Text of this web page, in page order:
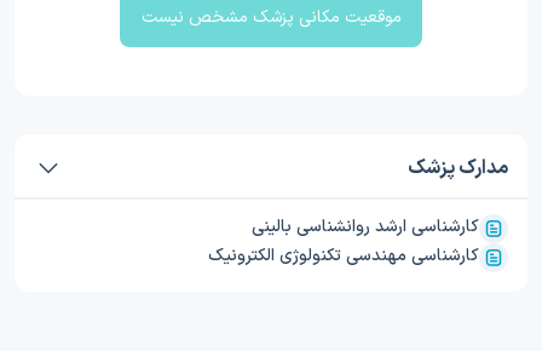
موقعیت مکانی پزشک مشخص نیست
مدارک پزشک
کارشناسی ارشد روانشناسی بالینی
کارشناسی مهندسی تکنولوژی الکترونیک